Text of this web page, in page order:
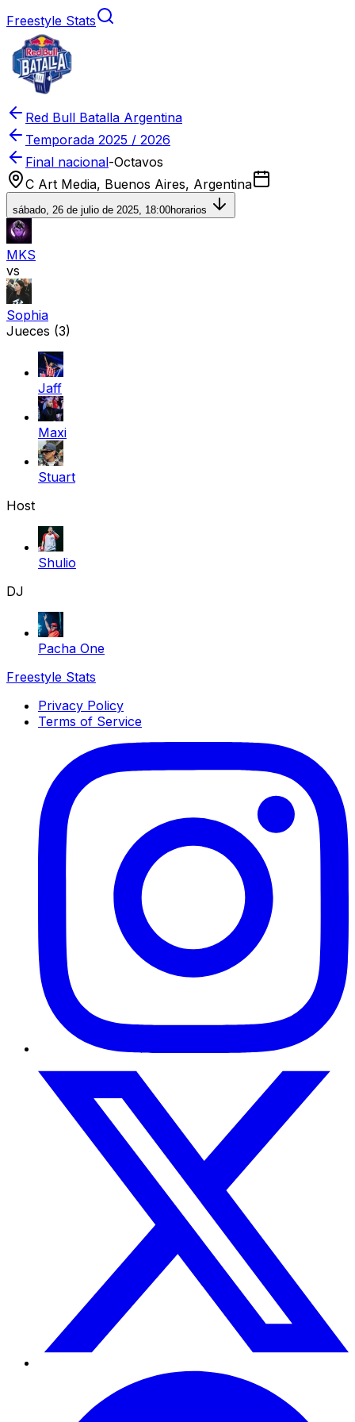
Freestyle Stats
Red Bull Batalla Argentina
Temporada 2025 / 2026
Final nacional-Octavos
C Art Media, Buenos Aires, Argentina
sábado, 26 de julio de 2025, 18:00horarios
MKS
vs
Sophia
Jueces (3)
Jaff
Maxi
Stuart
Host
Shulio
DJ
Pacha One
Freestyle Stats
Privacy Policy
Terms of Service